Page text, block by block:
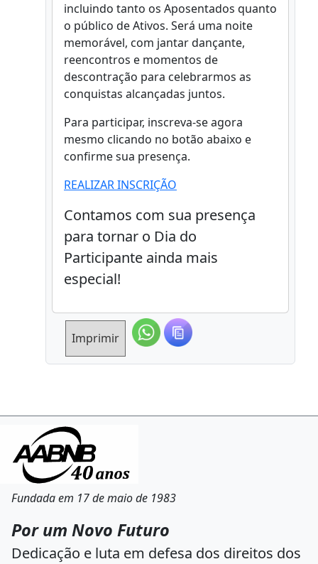
incluindo tanto os Aposentados quanto
o público de Ativos. Será uma noite
memorável, com jantar dançante,
reencontros e momentos de
descontração para celebrarmos as
conquistas alcançadas juntos.
Para participar, inscreva-se agora
mesmo clicando no botão abaixo e
confirme sua presença.
REALIZAR INSCRIÇÃO
Contamos com sua presença
para tornar o Dia do
Participante ainda mais
especial!
Imprimir
Fundada em 17 de maio de 1983
Por um Novo Futuro
Dedicação e luta em defesa dos direitos dos